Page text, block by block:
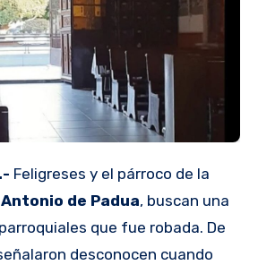
Feligreses y el párroco de la
de Padua, buscan una
que fue robada. De
desconocen cuando